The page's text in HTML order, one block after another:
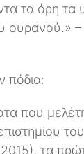
τα όρη τα
–
πόδια:
που
τα